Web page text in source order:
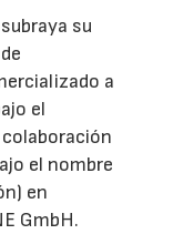
su
a
el
colaboración
el nombre
en
GmbH.